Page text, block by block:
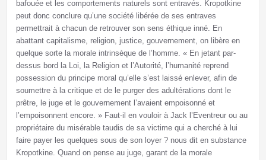
bafouée et les comportements naturels sont entravés. Kropotkine
peut donc conclure qu’une société libérée de ses entraves
permettrait à chacun de retrouver son sens éthique inné. En
abattant capitalisme, religion, justice, gouvernement, on libère en
quelque sorte la morale intrinsèque de l’homme. « En jetant par-
dessus bord la Loi, la Religion et l’Autorité, l’humanité reprend
possession du principe moral qu’elle s’est laissé enlever, afin de
soumettre à la critique et de le purger des adultérations dont le
prêtre, le juge et le gouvernement l’avaient empoisonné et
l’empoisonnent encore. » Faut-il en vouloir à Jack l’Eventreur ou au
propriétaire du misérable taudis de sa victime qui a cherché à lui
faire payer les quelques sous de son loyer ? nous dit en substance
Kropotkine. Quand on pense au juge, garant de la morale